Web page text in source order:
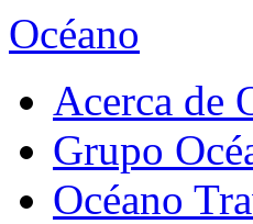
Océano
Acerca de
Grupo
Océano